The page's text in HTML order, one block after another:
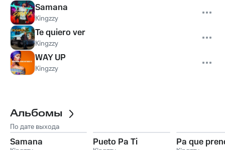
Samana
Kingzzy
Te quiero ver
Kingzzy
WAY UP
Kingzzy
Альбомы
По дате выхода
Samana Pueto Pa Ti Pa que